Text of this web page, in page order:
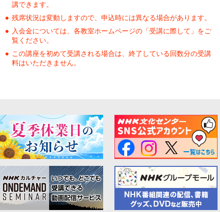
講できます。
残席状況は変動しますので、申込時には異なる場合があります。
入会金については、各教室ホームページの「受講に際して」をご
覧ください。
この講座を初めて受講される場合は、終了している回数分の受講
料はいただきません。